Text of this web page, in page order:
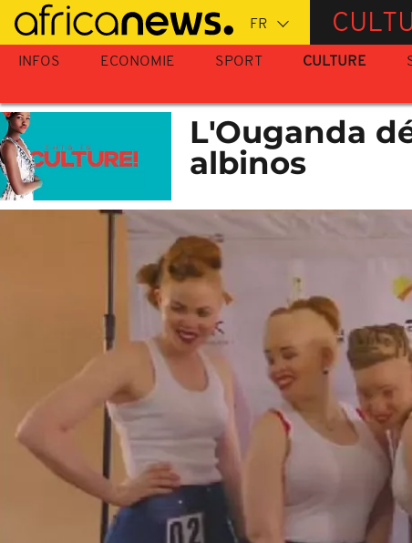
Passer
au
contenu
INFOS ECONOMIE SPORT CULTURE
L'Ouganda
albinos